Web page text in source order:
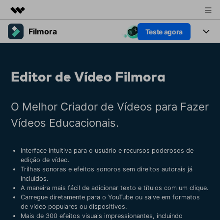
Produtos em destaque
Visão geral
Sobre nós
Sala de imprensa
Suporte
Filmora Teste agora
Plataformas
Recursos criativos
IA
Vídeo/Imagem
Áudio
Soluções
Filmora para
Criar
Prompts de Vídeo
populares para gerar vídeos
semelhantes em segundos
Tendências de Vídeo
tendências de marketing de
vídeo em 2025
Central de ajuda
Fale conosco
Estamos aqui para ajudar
Histórias de clientes
Veja como nossos clientes
alcançam sucesso
Preços Entrar
Editor de Vídeo Filmora
O Melhor Criador de Vídeos para Fazer
Vídeos Educacionais.
Interface intuitiva para o usuário e recursos poderosos de
edição de vídeo.
Trilhas sonoras e efeitos sonoros sem direitos autorais já
incluídos.
A maneira mais fácil de adicionar texto e títulos com um clique.
Carregue diretamente para o YouTube ou salve em formatos
de vídeo populares ou dispositivos.
Mais de 300 efeitos visuais impressionantes, incluindo